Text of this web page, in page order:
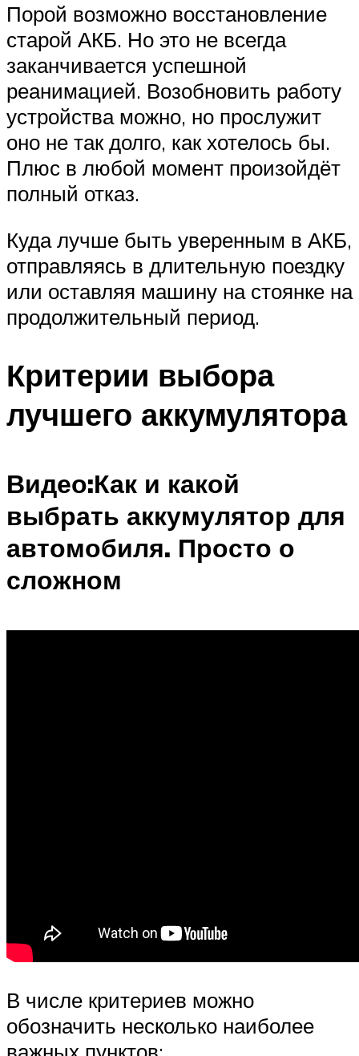
Порой возможно восстановление
старой АКБ. Но это не всегда
заканчивается успешной
реанимацией. Возобновить работу
устройства можно, но прослужит
оно не так долго, как хотелось бы.
Плюс в любой момент произойдёт
полный отказ.
Куда лучше быть уверенным в АКБ,
отправляясь в длительную поездку
или оставляя машину на стоянке на
продолжительный период.
Критерии выбора
лучшего аккумулятора
Видео:Как и какой
выбрать аккумулятор для
автомобиля. Просто о
сложном
В числе критериев можно
обозначить несколько наиболее